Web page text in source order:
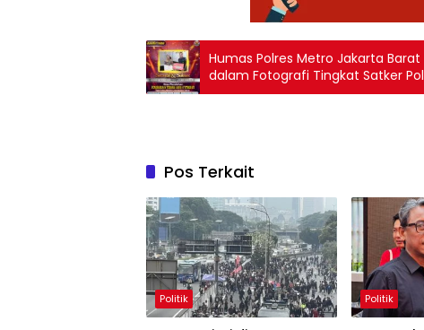
Humas Polres Metro Jakarta
dalam Fotografi Tingkat Satker
Jajaran
Pos Terkait
Politik Politik